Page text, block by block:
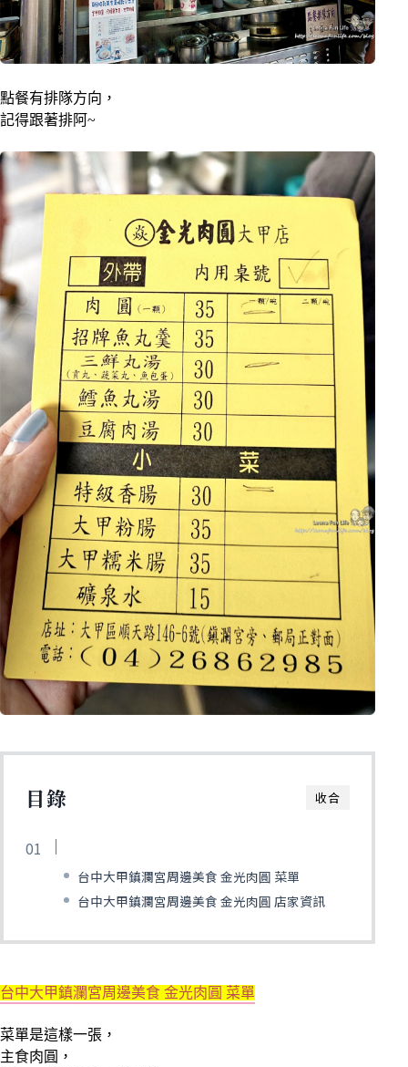
點餐有排隊方向，
記得跟著排阿~
收合
目錄
台中大甲鎮瀾宮周邊美食 金光肉圓 菜單
台中大甲鎮瀾宮周邊美食 金光肉圓 店家資訊
台中大甲鎮瀾宮周邊美食 金光肉圓 菜單
菜單是這樣一張，
主食肉圓，